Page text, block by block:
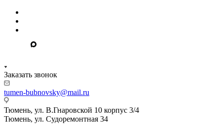
Заказать звонок
tumen-bubnovsky@mail.ru
Тюмень, ул. В.Гнаровской 10 корпус 3/4
Тюмень, ул. Судоремонтная 34